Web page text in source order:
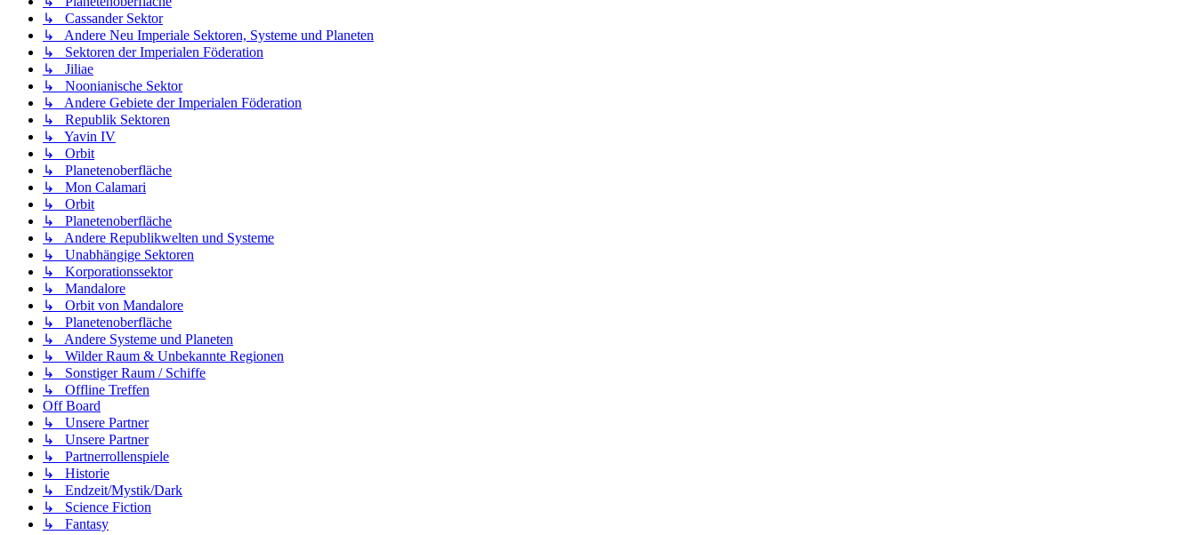
↳ Cassander Sektor
↳ Andere Neu Imperiale Sektoren, Systeme und Planeten
↳ Sektoren der Imperialen Föderation
↳ Jiliae
↳ Noonianische Sektor
↳ Andere Gebiete der Imperialen Föderation
↳ Republik Sektoren
↳ Yavin IV
↳ Orbit
↳ Planetenoberfläche
↳ Mon Calamari
↳ Orbit
↳ Planetenoberfläche
↳ Andere Republikwelten und Systeme
↳ Unabhängige Sektoren
↳ Korporationssektor
↳ Mandalore
↳ Orbit von Mandalore
↳ Planetenoberfläche
↳ Andere Systeme und Planeten
↳ Wilder Raum & Unbekannte Regionen
↳ Sonstiger Raum / Schiffe
↳ Offline Treffen
Off Board
↳ Unsere Partner
↳ Unsere Partner
↳ Partnerrollenspiele
↳ Historie
↳ Endzeit/Mystik/Dark
↳ Science Fiction
↳ Fantasy